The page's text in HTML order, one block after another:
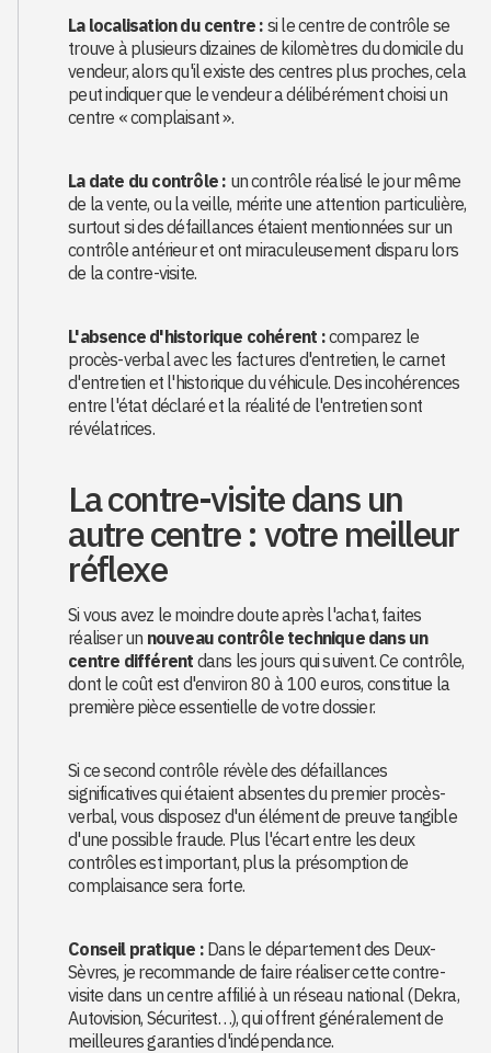
La localisation du centre : si le centre de contrôle se
trouve à plusieurs dizaines de kilomètres du domicile du
vendeur, alors qu'il existe des centres plus proches, cela
peut indiquer que le vendeur a délibérément choisi un
centre « complaisant ».
La date du contrôle : un contrôle réalisé le jour même
de la vente, ou la veille, mérite une attention particulière,
surtout si des défaillances étaient mentionnées sur un
contrôle antérieur et ont miraculeusement disparu lors
de la contre-visite.
L'absence d'historique cohérent :comparez le
procès-verbal avec les factures d'entretien, le carnet
d'entretien et l'historique du véhicule. Des incohérences
entre l'état déclaré et la réalité de l'entretien sont
révélatrices.
La contre-visite dans un
autre centre : votre meilleur
réflexe
Si vous avez le moindre doute après l'achat, faites
réaliser un nouveau contrôle technique dans un
centre différent dans les jours qui suivent. Ce contrôle,
dont le coût est d'environ 80 à 100 euros, constitue la
première pièce essentielle de votre dossier.
Si ce second contrôle révèle des défaillances
significatives qui étaient absentes du premier procès-
verbal, vous disposez d'un élément de preuve tangible
d'une possible fraude. Plus l'écart entre les deux
contrôles est important, plus la présomption de
complaisance sera forte.
Conseil pratique :Dans le département des Deux-
Sèvres, je recommande de faire réaliser cette contre-
visite dans un centre affilié à un réseau national (Dekra,
Autovision, Sécuritest…), qui offrent généralement de
meilleures garanties d'indépendance.